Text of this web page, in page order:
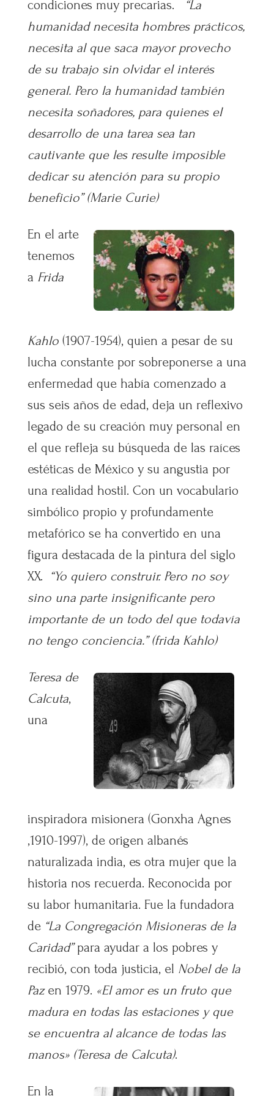
condiciones muy precarias. “La
humanidad necesita hombres prácticos,
necesita al que saca mayor provecho
de su trabajo sin olvidar el interés
general. Pero la humanidad también
necesita soñadores, para quienes el
desarrollo de una tarea sea tan
cautivante que les resulte imposible
dedicar su atención para su propio
beneficio” (Marie Curie)
En el arte
tenemos
a Frida
Kahlo (1907-1954), quien a pesar de su
lucha constante por sobreponerse a una
enfermedad que había comenzado a
sus seis años de edad, deja un reflexivo
legado de su creación muy personal en
el que refleja su búsqueda de las raíces
estéticas de México y su angustia por
una realidad hostil. Con un vocabulario
simbólico propio y profundamente
metafórico se ha convertido en una
figura destacada de la pintura del siglo
XX. “Yo quiero construir. Pero no soy
sino una parte insignificante pero
importante de un todo del que todavía
no tengo conciencia.” (frida Kahlo)
Teresa de
Calcuta,
una
inspiradora misionera (Gonxha Agnes
,1910-1997), de origen albanés
naturalizada india, es otra mujer que la
historia nos recuerda. Reconocida por
su labor humanitaria. Fue la fundadora
de “La Congregación Misioneras de la
Caridad”para ayudar a los pobres y
recibió, con toda justicia, el Nobel de la
Pazen 1979. «El amor es un fruto que
madura en todas las estaciones y que
se encuentra al alcance de todas las
manos» (Teresa de Calcuta).
En la